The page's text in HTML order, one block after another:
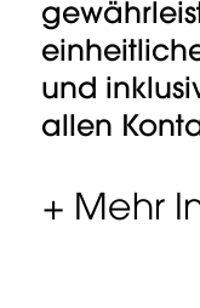
und
allen
+ Mehr